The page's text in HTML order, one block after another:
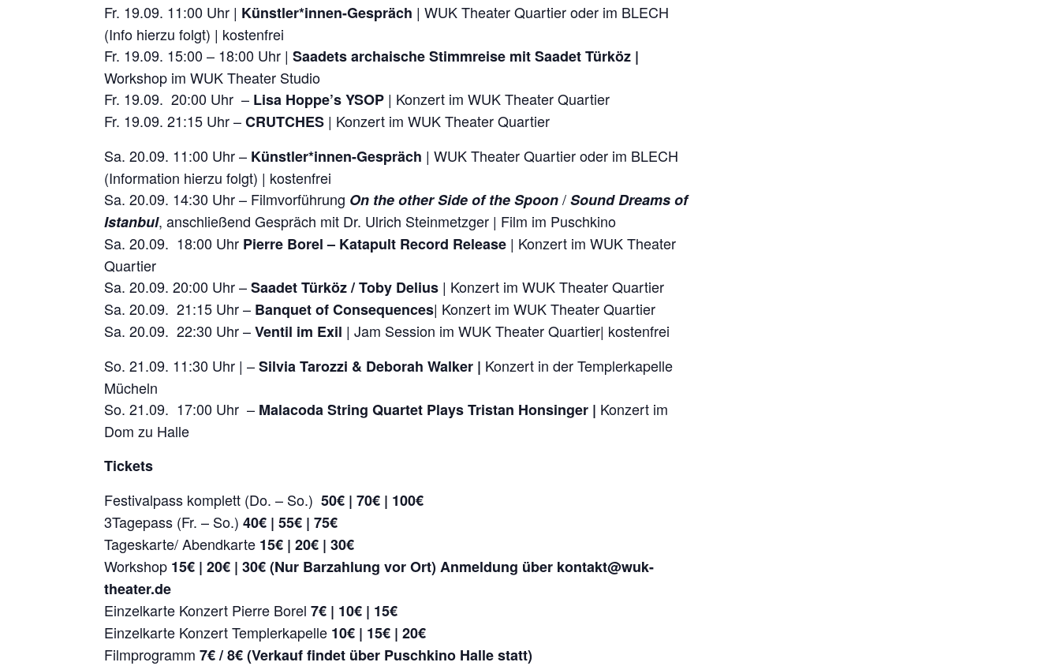
Fr. 19.09. 11:00 Uhr | Künstler*innen-Gespräch | WUK Theater Quartier oder im BLECH
(Info hierzu folgt) | kostenfrei
Fr. 19.09. 15:00 – 18:00 Uhr | Saadets archaische Stimmreise mit Saadet Türköz |
Workshop im WUK Theater Studio
Fr. 19.09. 20:00 Uhr – Lisa Hoppe’s YSOP | Konzert im WUK Theater Quartier
Fr. 19.09. 21:15 Uhr –CRUTCHES | Konzert im WUK Theater Quartier
Sa. 20.09. 11:00 Uhr – Künstler*innen-Gespräch | WUK Theater Quartier oder im BLECH
(Information hierzu folgt) | kostenfrei
Sa. 20.09. 14:30 Uhr – Filmvorführung On the other Side of the Spoon/Sound Dreams of
Istanbul, anschließend Gespräch mit Dr. Ulrich Steinmetzger | Film im Puschkino
Sa. 20.09. 18:00 Uhr Pierre Borel – Katapult Record Release | Konzert im WUK Theater
Quartier
Sa. 20.09. 20:00 Uhr –Saadet Türköz / Toby Delius | Konzert im WUK Theater Quartier
Sa. 20.09. 21:15 Uhr – Banquet of Consequences| Konzert im WUK Theater Quartier
Sa. 20.09. 22:30 Uhr –Ventil im Exil | Jam Session im WUK Theater Quartier| kostenfrei
So. 21.09. 11:30 Uhr | –Silvia Tarozzi & Deborah Walker | Konzert in der Templerkapelle
Mücheln
So. 21.09. 17:00 Uhr – Malacoda String Quartet Plays Tristan Honsinger | Konzert im
Dom zu Halle
Tickets
Festivalpass komplett (Do. – So.) 50€ | 70€ | 100€
3Tagepass (Fr. – So.) 40€ | 55€ | 75€
Tageskarte/ Abendkarte 15€ | 20€ | 30€
Workshop 15€ | 20€ | 30€ (Nur Barzahlung vor Ort) Anmeldung über kontakt@wuk-
theater.de
Einzelkarte Konzert Pierre Borel 7€ | 10€ | 15€
Einzelkarte Konzert Templerkapelle 10€ | 15€ | 20€
Filmprogramm 7€ / 8€ (Verkauf findet über Puschkino Halle statt)